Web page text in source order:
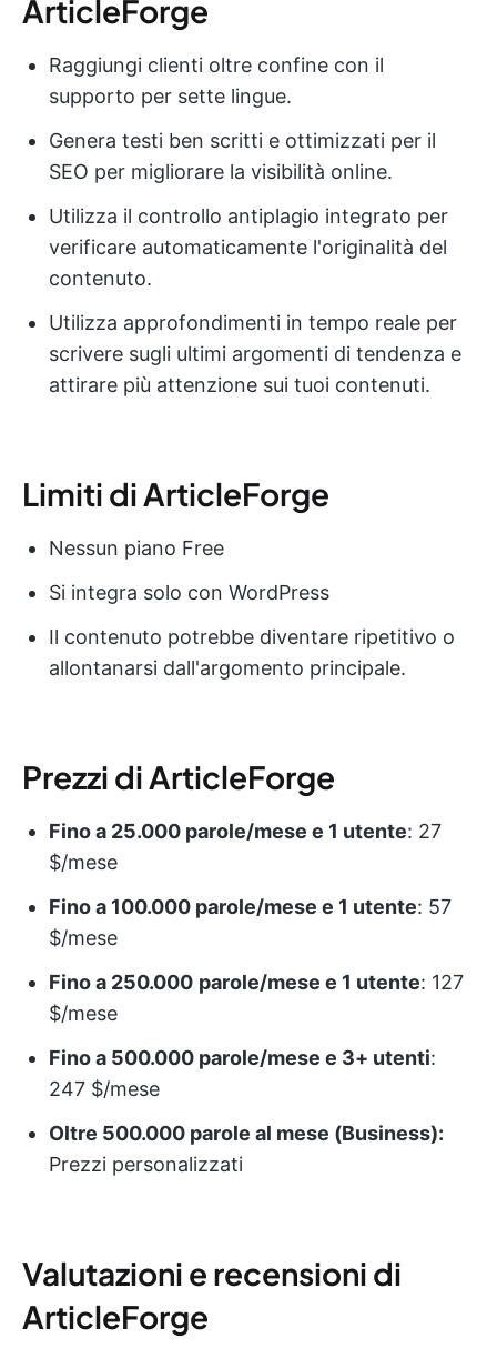
ArticleForge
Raggiungi clienti oltre confine con il
supporto per sette lingue.
Genera testi ben scritti e ottimizzati per il
SEO per migliorare la visibilità online.
Utilizza il controllo antiplagio integrato per
verificare automaticamente l'originalità del
contenuto.
Utilizza approfondimenti in tempo reale per
scrivere sugli ultimi argomenti di tendenza e
attirare più attenzione sui tuoi contenuti.
Limiti di ArticleForge
Nessun piano Free
Si integra solo con WordPress
Il contenuto potrebbe diventare ripetitivo o
allontanarsi dall'argomento principale.
Prezzi di ArticleForge
Fino a 25.000 parole/mese e 1 utente: 27
$/mese
Fino a 100.000 parole/mese e 1 utente: 57
$/mese
Fino a 250.000 parole/mese e 1 utente: 127
$/mese
Fino a 500.000 parole/mese e 3+ utenti:
247 $/mese
Oltre 500.000 parole al mese (Business):
Prezzi personalizzati
Valutazioni e recensioni di
ArticleForge